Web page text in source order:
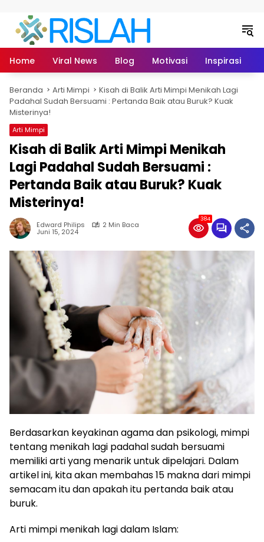
Home Viral News Blog Motivasi Inspirasi
Beranda Arti Mimpi
Kisah di Balik Arti Mimpi Menikah Lagi
Padahal Sudah Bersuami : Pertanda Baik atau Buruk? Kuak
Misterinya!
Arti Mimpi
Kisah di Balik Arti Mimpi Menikah
Lagi Padahal Sudah Bersuami :
Pertanda Baik atau Buruk? Kuak
Misterinya!
Edward Philips 2 Min Baca
Juni 15, 2024
384
Berdasarkan keyakinan agama dan psikologi, mimpi
tentang menikah lagi padahal sudah bersuami
memiliki arti yang menarik untuk dipelajari. Dalam
artikel ini, kita akan membahas 15 makna dari mimpi
semacam itu dan apakah itu pertanda baik atau
buruk.
Arti mimpi menikah lagi dalam Islam: